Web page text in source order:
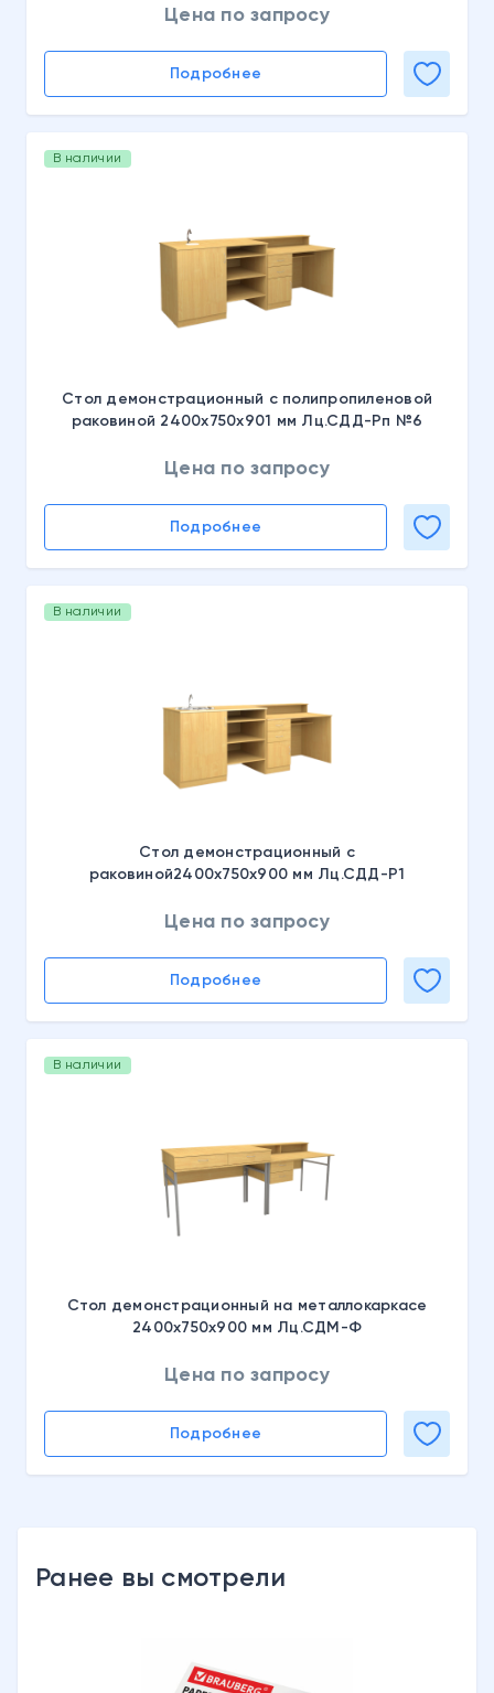
Цена по запросу
Подробнее
В наличии
Стол демонстрационный с полипропиленовой
раковиной 2400х750х901 мм Лц.СДД-Рп №6
Цена по запросу
Подробнее
В наличии
Стол демонстрационный с
раковиной2400х750х900 мм Лц.СДД-Р1
Цена по запросу
Подробнее
В наличии
Стол демонстрационный на металлокаркасе
2400х750х900 мм Лц.СДМ-Ф
Цена по запросу
Подробнее
Ранее вы смотрели